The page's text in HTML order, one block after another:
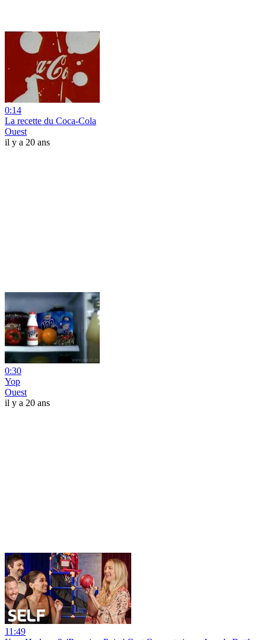
0:14
La recette du Coca-Cola
Ouest
il y a 20 ans
0:30
Yop
Ouest
il y a 20 ans
11:49